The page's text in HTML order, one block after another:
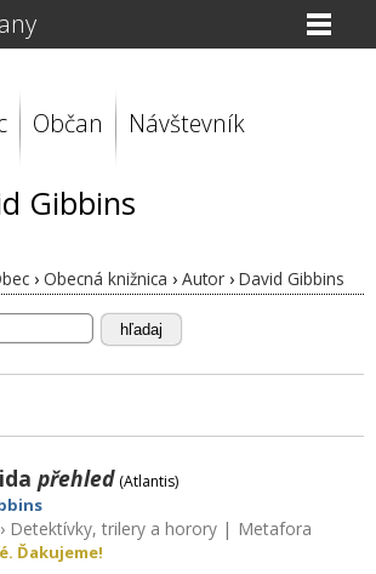
Občan Návštevník
Gibbins
› Obecná knižnica › Autor › David Gibbins
hľadaj
přehled (Atlantis)
Detektívky, trilery a horory | Metafora
Ďakujeme!